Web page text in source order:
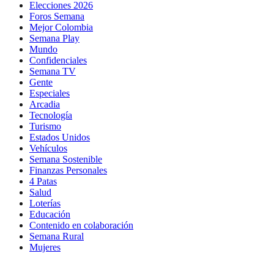
Elecciones 2026
Foros Semana
Mejor Colombia
Semana Play
Mundo
Confidenciales
Semana TV
Gente
Especiales
Arcadia
Tecnología
Turismo
Estados Unidos
Vehículos
Semana Sostenible
Finanzas Personales
4 Patas
Salud
Loterías
Educación
Contenido en colaboración
Semana Rural
Mujeres